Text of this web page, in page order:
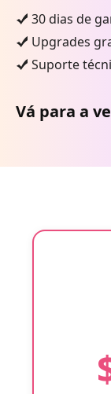
30 dias de
Upgrades
Suporte
Vá para a